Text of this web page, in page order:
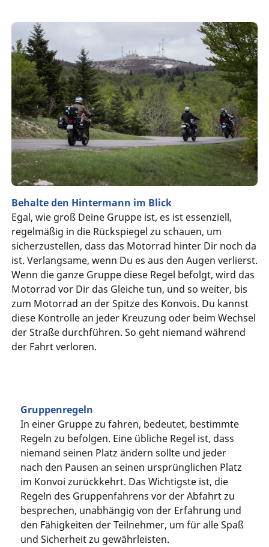
Behalte den Hintermann im Blick
Egal, wie groß Deine Gruppe ist, es ist essenziell,
regelmäßig in die Rückspiegel zu schauen, um
sicherzustellen, dass das Motorrad hinter Dir noch da
ist. Verlangsame, wenn Du es aus den Augen verlierst.
Wenn die ganze Gruppe diese Regel befolgt, wird das
Motorrad vor Dir das Gleiche tun, und so weiter, bis
zum Motorrad an der Spitze des Konvois. Du kannst
diese Kontrolle an jeder Kreuzung oder beim Wechsel
der Straße durchführen. So geht niemand während
der Fahrt verloren.
Gruppenregeln
In einer Gruppe zu fahren, bedeutet, bestimmte
Regeln zu befolgen. Eine übliche Regel ist, dass
niemand seinen Platz ändern sollte und jeder
nach den Pausen an seinen ursprünglichen Platz
im Konvoi zurückkehrt. Das Wichtigste ist, die
Regeln des Gruppenfahrens vor der Abfahrt zu
besprechen, unabhängig von der Erfahrung und
den Fähigkeiten der Teilnehmer, um für alle Spaß
und Sicherheit zu gewährleisten.